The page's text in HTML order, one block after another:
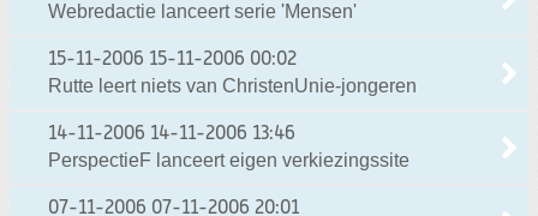
Webredactie lanceert serie 'Mensen'
15-11-2006 15-11-2006 00:02
Rutte leert niets van ChristenUnie-jongeren
14-11-2006 14-11-2006 13:46
PerspectieF lanceert eigen verkiezingssite
07-11-2006 07-11-2006 20:01